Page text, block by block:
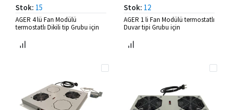
Stok: 15
AGER 4 lü Fan Modülü
termostatlı Dikili tip Grubu için
Stok: 12
AGER 1 li Fan Modülü termostatlı
Duvar tipi Grubu için